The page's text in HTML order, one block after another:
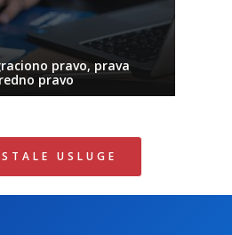
pravo, prava
pravo
USLUGE